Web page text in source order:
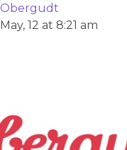
Obergudt
May, 12 at 8:21 am